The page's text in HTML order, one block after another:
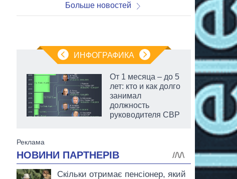
Больше новостей
ИНФОГРАФИКА
От 1 месяца – до 5
лет: кто и как долго
занимал
должность
руководителя СВР